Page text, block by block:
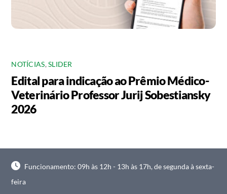
NOTÍCIAS,SLIDER
Edital para indicação ao Prêmio Médico-
Veterinário Professor Jurij Sobestiansky
2026
Funcionamento: 09h às 12h - 13h às 17h, de segunda à sexta-
feira